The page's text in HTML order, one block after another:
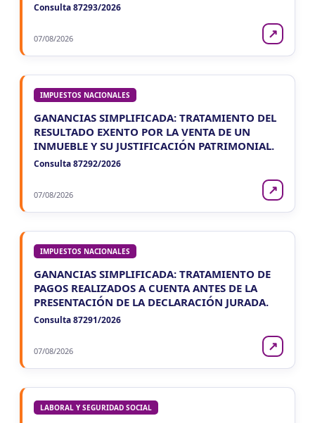
Consulta 87293/2026
07/08/2026 ↗
IMPUESTOS NACIONALES
GANANCIAS SIMPLIFICADA: TRATAMIENTO DEL
RESULTADO EXENTO POR LA VENTA DE UN
INMUEBLE Y SU JUSTIFICACIÓN PATRIMONIAL.
Consulta 87292/2026
07/08/2026 ↗
IMPUESTOS NACIONALES
GANANCIAS SIMPLIFICADA: TRATAMIENTO DE
PAGOS REALIZADOS A CUENTA ANTES DE LA
PRESENTACIÓN DE LA DECLARACIÓN JURADA.
Consulta 87291/2026
07/08/2026 ↗
LABORAL Y SEGURIDAD SOCIAL